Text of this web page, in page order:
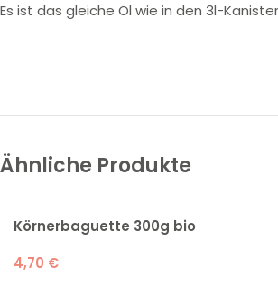
Es ist das gleiche Öl wie in den 3l-
Ähnliche Produkte
Körnerbaguette 300g bio
4,70 €